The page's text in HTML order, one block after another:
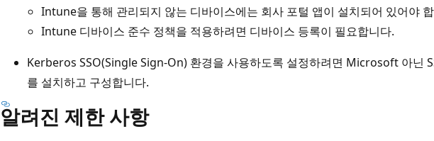
Intune을 통해 관리되지 않는 디바이스에는 회사 포털 앱이 설치되어 있어야
Intune 디바이스 준수 정책을 적용하려면 디바이스 등록이 필요합니다.
Kerberos SSO(Single Sign-On) 환경을 사용하도록 설정하려면 Microsoft 아닌
를 설치하고 구성합니다.
알려진 제한 사항